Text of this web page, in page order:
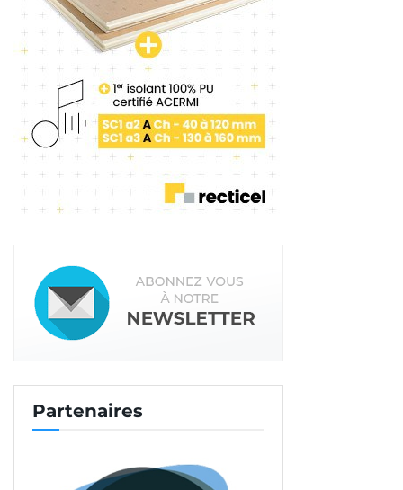
et des rangements. Le poids total autorisé en
charge est une donnée essentielle à respecter.
Enfin, les charges doivent être réparties sur le
véhicule pour éviter de créer un point de
déséquilibre.
Arrimer les charges
L’arrimage des charges est souvent un point
défaillant dans la prévention. Il est important
et dans les quatre directions. Les gabarits et les
longueurs des systèmes d’ancrage doivent être
respectés.
prendre le temps de faire une pause toutes les
corde. Une pause d’un quart d’heure, pour prendre
Partenaires